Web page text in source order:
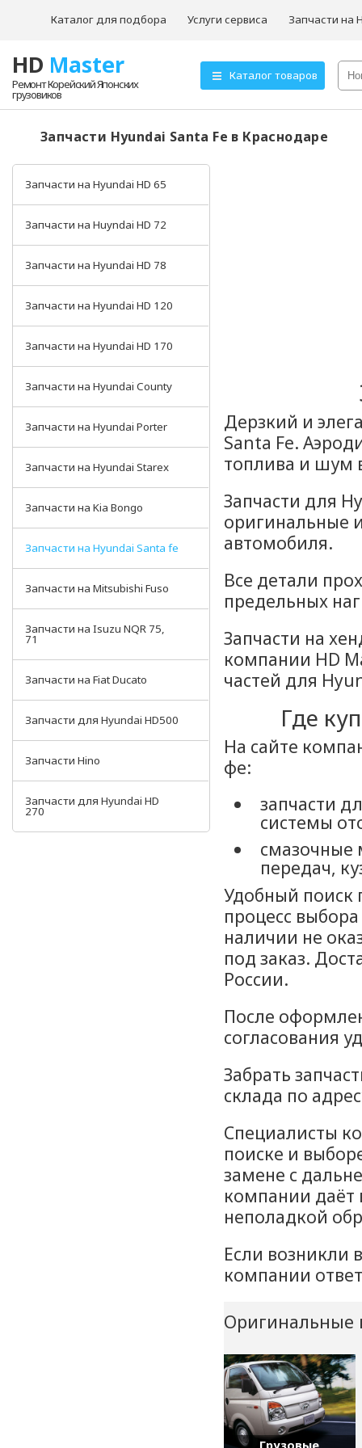
Каталог для подбора Услуги сервиса Запчасти на
О компании
HD Master
Ремонт Корейский Японских
грузовиков
Каталог товаров
Товары для ТО
Hyundai HD72
Запчасти Hyundai Santa Fe в Краснодаре
Запчасти на Hyundai HD 65
Запчасти на Huyndai HD 72
Запчасти на Hyundai HD 78
Запчасти на Hyundai HD 120
Запчасти на Hyundai HD 170
Запчасти на Hyundai County
Запчасти на Hyundai Porter
Запчасти на Hyundai Starex
Запчасти на Kia Bongo
Запчасти на Hyundai Santa fe
Запчасти на Mitsubishi Fuso
Запчасти на Isuzu NQR 75,
71
Запчасти на Fiat Ducato
Запчасти для Hyundai HD500
Запчасти Hino
Запчасти для Hyundai HD
270
Дерзкий и
Santa Fe.
топлива и шум
Запчасти для
оригинальные
автомобиля.
Все детали
предельных
Запчасти на
компании HD
частей для
Где
На сайте
фе:
запчасти
системы
смазочные
передач,
Удобный поиск
процесс
наличии не
под заказ.
России.
После
согласования
Забрать
склада по
Специалисты
поиске и
замене с
компании даёт
неполадкой
Если возникли
компании
Оригинальные
Грузовые